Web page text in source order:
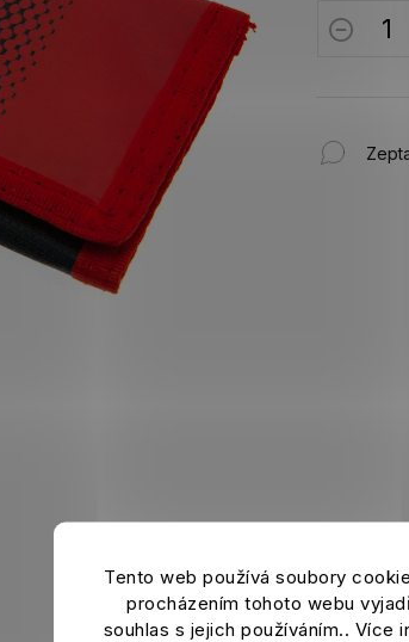
Tento web používá soubory
procházením tohoto webu
souhlas s jejich používáním.. Více